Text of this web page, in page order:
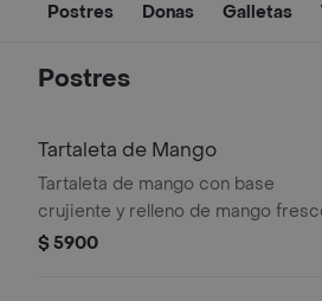
Postres Donas Galletas
Postres
Tartaleta de Mango
Tartaleta de mango con base
crujiente y relleno de mango
$ 5900